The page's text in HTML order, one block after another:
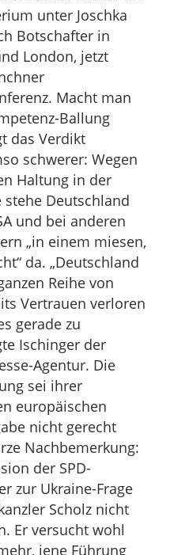
unter Joschka
Botschafter in
London, jetzt
Macht man
Ballung
das Verdikt
schwerer: Wegen
Haltung in der
stehe Deutschland
und bei anderen
„in einem miesen,
da. „Deutschland
Reihe von
Vertrauen verloren
gerade zu
Ischinger der
Agentur. Die
sei ihrer
europäischen
nicht gerecht
Nachbemerkung:
der SPD-
zur Ukraine-Frage
Scholz nicht
Er versucht wohl
jene Führung